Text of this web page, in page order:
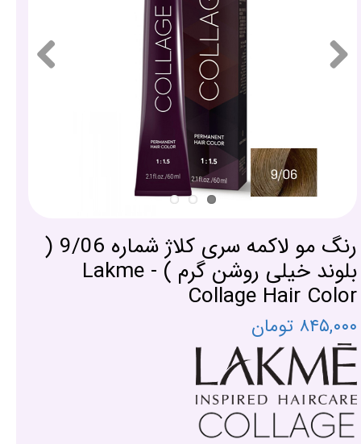
رنگ مو لاکمه سری کلاژ شماره 9/06 (
بلوند خیلی روشن گرم ) - Lakme
Collage Hair Color
۸۴۵,۰۰۰ تومان